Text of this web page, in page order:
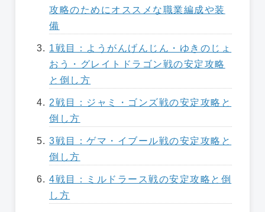
攻略のためにオススメな職業編成や装
備
1戦目：ようがんげんじん・ゆきのじょ
おう・グレイトドラゴン戦の安定攻略
と倒し方
2戦目：ジャミ・ゴンズ戦の安定攻略と
倒し方
3戦目：ゲマ・イブール戦の安定攻略と
倒し方
4戦目：ミルドラース戦の安定攻略と倒
し方